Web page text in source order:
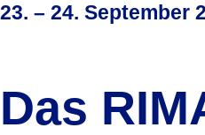
23. – 24. September
Das